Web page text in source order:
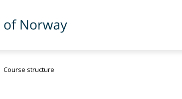
Course structure